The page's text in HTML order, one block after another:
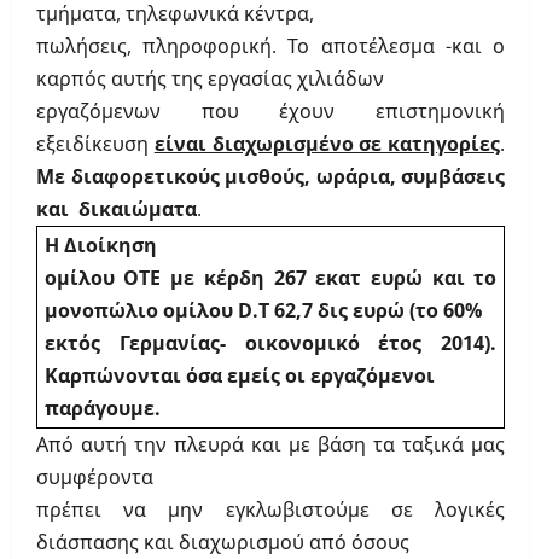
τμήματα, τηλεφωνικά κέντρα,
πωλήσεις, πληροφορική. Το αποτέλεσμα -και ο
καρπός αυτής της εργασίας χιλιάδων
εργαζόμενων που έχουν επιστημονική
εξειδίκευση είναι διαχωρισμένο σε κατηγορίες.
Με διαφορετικούς μισθούς, ωράρια, συμβάσεις
και δικαιώματα.
Η Διοίκηση
ομίλου ΟΤΕ με κέρδη 267 εκατ ευρώ και το
μονοπώλιο ομίλου D.T62,7 δις ευρώ (το 60%
εκτός Γερμανίας- οικονομικό έτος 2014).
Καρπώνονται όσα εμείς οι εργαζόμενοι
παράγουμε.
Από αυτή την πλευρά και με βάση τα ταξικά μας
συμφέροντα
πρέπει να μην εγκλωβιστούμε σε λογικές
διάσπασης και διαχωρισμού από όσους